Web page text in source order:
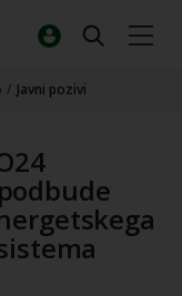
/ Javni pozivi